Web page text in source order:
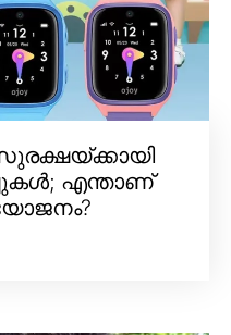
എന്താണ്